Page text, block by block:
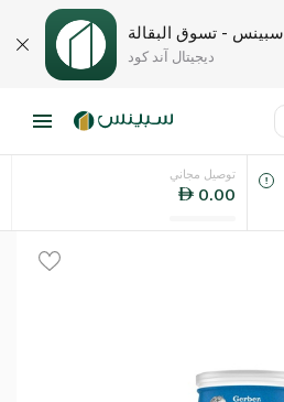
سبينس - تسوق البقالة
ديجيتال آند كود
اللغةتوصيل مجاني
0.00